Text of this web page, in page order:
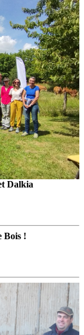
Dalkia
Bois !